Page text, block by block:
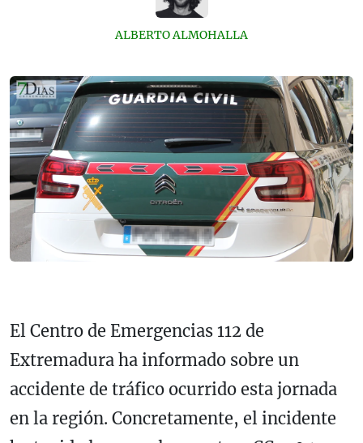
ALBERTO ALMOHALLA
El Centro de Emergencias 112 de
Extremadura ha informado sobre un
accidente de tráfico ocurrido esta jornada
en la región. Concretamente, el incidente